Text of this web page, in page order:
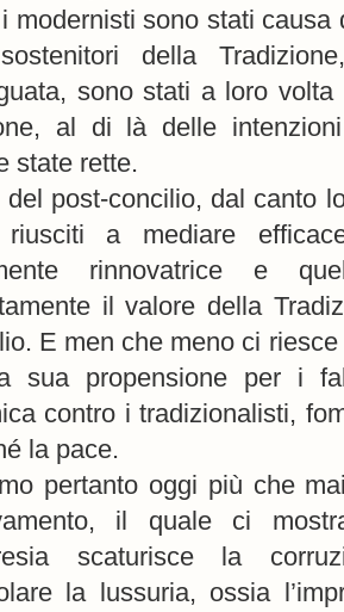
modernisti sono stati
della
sono stati a loro
al di là delle
state rette.
del post-concilio, dal canto
a mediare
rinnovatrice e
il valore della
E men che meno ci
sua propensione per i
contro i tradizionalisti,
la pace.
pertanto oggi più che
il quale ci
scaturisce la
la lussuria, ossia